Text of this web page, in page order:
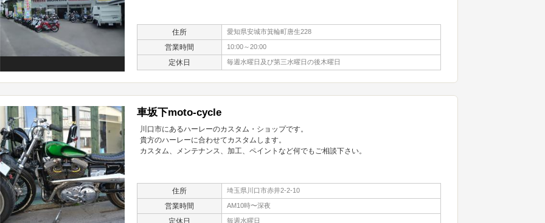
住所 愛知県安城市箕輪町唐生228
営業時間 10:00～20:00
定休日 毎週水曜日及び第三水曜日の後木曜日
車坂下moto-cycle
川口市にあるハーレーのカスタム・ショップです。
貴方のハーレーに合わせてカスタムします。
カスタム、メンテナンス、加工、ペイントなど何でもご相談下さい。
住所 埼玉県川口市赤井2-2-10
営業時間 AM10時〜深夜
定休日 毎週水曜日